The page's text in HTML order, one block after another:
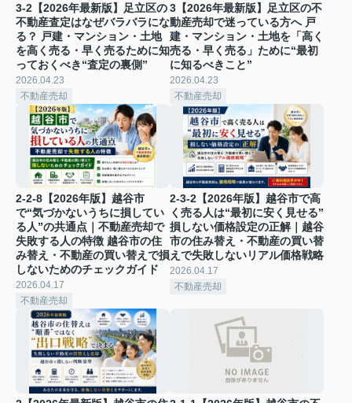
3-2【2026年最新版】足立区の
不動産査定はなぜバラバラにな
る？ 戸建・マンション・土地
を高く売る・早く売るために知
っておくべき“査定の裏側”
2026.04.23
不動産売却
3【2026年最新版】足立区の不
動産売却で迷っている方へ 戸
建・マンション・土地を「高く
売る・早く売る」ために“最初
に知るべきこと”
2026.04.23
不動産売却
2-2-8【2026年版】越谷市
で“気づかないうちに損してい
る人”の共通点｜不動産売却で
失敗する人の特徴 越谷市の住
み替え・不動産の買い替えで損
しないためのチェックガイド
2026.04.17
不動産売却
2-3-2【2026年版】越谷市で高
く売る人は“最初に安く見せる”
損しない価格設定の正解｜越谷
市の住み替え・不動産の買い替
えで失敗しないリアル価格戦略
2026.04.17
不動産売却